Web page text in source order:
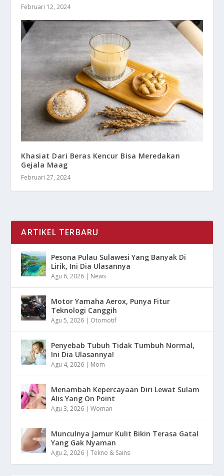
Februari 12, 2024
Khasiat Dari Beras Kencur Bisa Meredakan
Gejala Maag
Februari 27, 2024
ARTIKEL TERBARU
Pesona Pulau Sulawesi Yang Banyak Di
Lirik, Ini Dia Ulasannya
Agu 6, 2026 | News
Motor Yamaha Aerox, Punya Fitur
Teknologi Canggih
Agu 5, 2026 | Otomotif
Penyebab Tubuh Tidak Tumbuh Normal,
Ini Dia Ulasannya!
Agu 4, 2026 | Mom
Menambah Kepercayaan Diri Lewat Sulam
Alis Yang On Point
Agu 3, 2026 |Woman
Munculnya Jamur Kulit Bikin Terasa Gatal
Yang Gak Nyaman
Agu 2, 2026 |Tekno & Sains